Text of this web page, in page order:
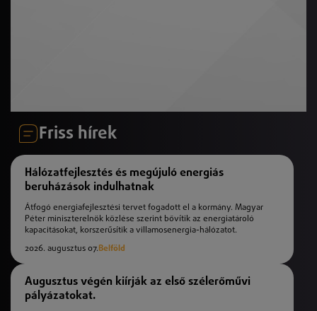
Friss hírek
Hálózatfejlesztés és megújuló energiás
beruházások indulhatnak
Átfogó energiafejlesztési tervet fogadott el a kormány. Magyar
Péter miniszterelnök közlése szerint bővítik az energiatároló
kapacitásokat, korszerűsítik a villamosenergia-hálózatot.
2026. augusztus 07.Belföld
Augusztus végén kiírják az első szélerőművi
pályázatokat.